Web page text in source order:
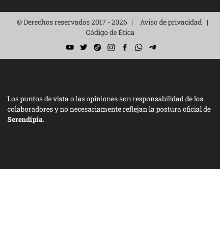
© Derechos reservados 2017 - 2026
Aviso de privacidad
Código de Ética
Los puntos de vista o las opiniones son responsabilidad de los
colaboradores y no necesariamente reflejan la postura oficial de
Serendipia.